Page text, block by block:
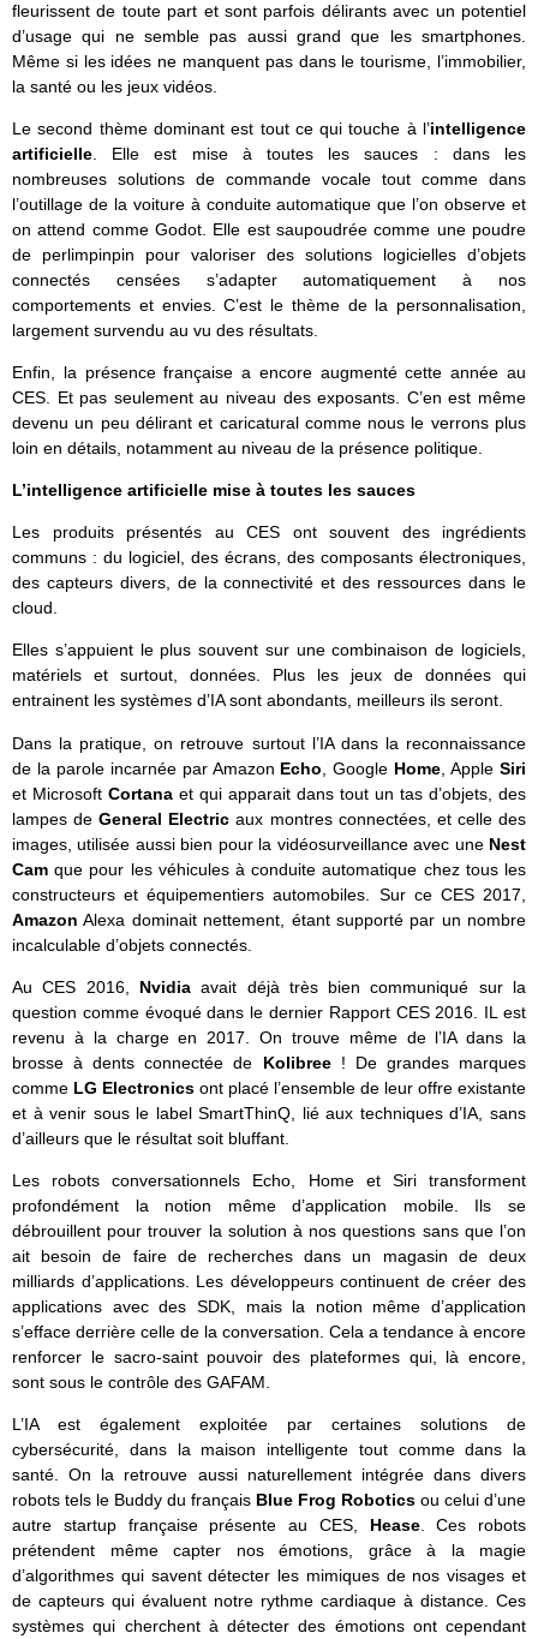
fleurissent de toute part et sont parfois délirants avec un potentiel
d’usage qui ne semble pas aussi grand que les smartphones.
Même si les idées ne manquent pas dans le tourisme, l’immobilier,
la santé ou les jeux vidéos.
Le second thème dominant est tout ce qui touche à l’intelligence
artificielle . Elle est mise à toutes les sauces : dans les
nombreuses solutions de commande vocale tout comme dans
l’outillage de la voiture à conduite automatique que l’on observe et
on attend comme Godot. Elle est saupoudrée comme une poudre
de perlimpinpin pour valoriser des solutions logicielles d’objets
connectés censées s’adapter automatiquement à nos
comportements et envies. C’est le thème de la personnalisation,
largement survendu au vu des résultats.
Enfin, la présence française a encore augmenté cette année au
CES. Et pas seulement au niveau des exposants. C’en est même
devenu un peu délirant et caricatural comme nous le verrons plus
loin en détails, notamment au niveau de la présence politique.
L’intelligence artificielle mise à toutes les sauces
Les produits présentés au CES ont souvent des ingrédients
communs : du logiciel, des écrans, des composants électroniques,
des capteurs divers, de la connectivité et des ressources dans le
cloud.
Elles s’appuient le plus souvent sur une combinaison de logiciels,
matériels et surtout, données. Plus les jeux de données qui
entrainent les systèmes d’IA sont abondants, meilleurs ils seront.
Dans la pratique, on retrouve surtout l’IA dans la reconnaissance
de la parole incarnée par Amazon Echo , Google Home , AppleSiri
et Microsoft Cortana et qui apparait dans tout un tas d’objets, des
lampes deGeneral Electric aux montres connectées, et celle des
images, utilisée aussi bien pour la vidéosurveillance avec une Nest
Cam que pour les véhicules à conduite automatique chez tous les
constructeurs et équipementiers automobiles. Sur ce CES 2017,
Amazon Alexa dominait nettement, étant supporté par un nombre
incalculable d’objets connectés.
Au CES 2016, Nvidiaavait déjà très bien communiqué sur la
question comme évoqué dans le dernier Rapport CES 2016. IL est
revenu à la charge en 2017. On trouve même de l’IA dans la
brosse à dents connectée de Kolibree! De grandes marques
comme LG Electronics ont placé l’ensemble de leur offre existante
et à venir sous le label SmartThinQ, lié aux techniques d’IA, sans
d’ailleurs que le résultat soit bluffant.
Les robots conversationnels Echo, Home et Siri transforment
profondément la notion même d’application mobile. Ils se
débrouillent pour trouver la solution à nos questions sans que l’on
ait besoin de faire de recherches dans un magasin de deux
milliards d’applications. Les développeurs continuent de créer des
applications avec des SDK, mais la notion même d’application
s’efface derrière celle de la conversation. Cela a tendance à encore
renforcer le sacro-saint pouvoir des plateformes qui, là encore,
sont sous le contrôle des GAFAM.
L’IA est également exploitée par certaines solutions de
cybersécurité, dans la maison intelligente tout comme dans la
santé. On la retrouve aussi naturellement intégrée dans divers
robots tels le Buddy du français Blue Frog Robotics ou celui d’une
autre startup française présente au CES,
Hease. Ces robots
prétendent même capter nos émotions, grâce à la magie
d’algorithmes qui savent détecter les mimiques de nos visages et
de capteurs qui évaluent notre rythme cardiaque à distance. Ces
systèmes qui cherchent à détecter des émotions ont cependant